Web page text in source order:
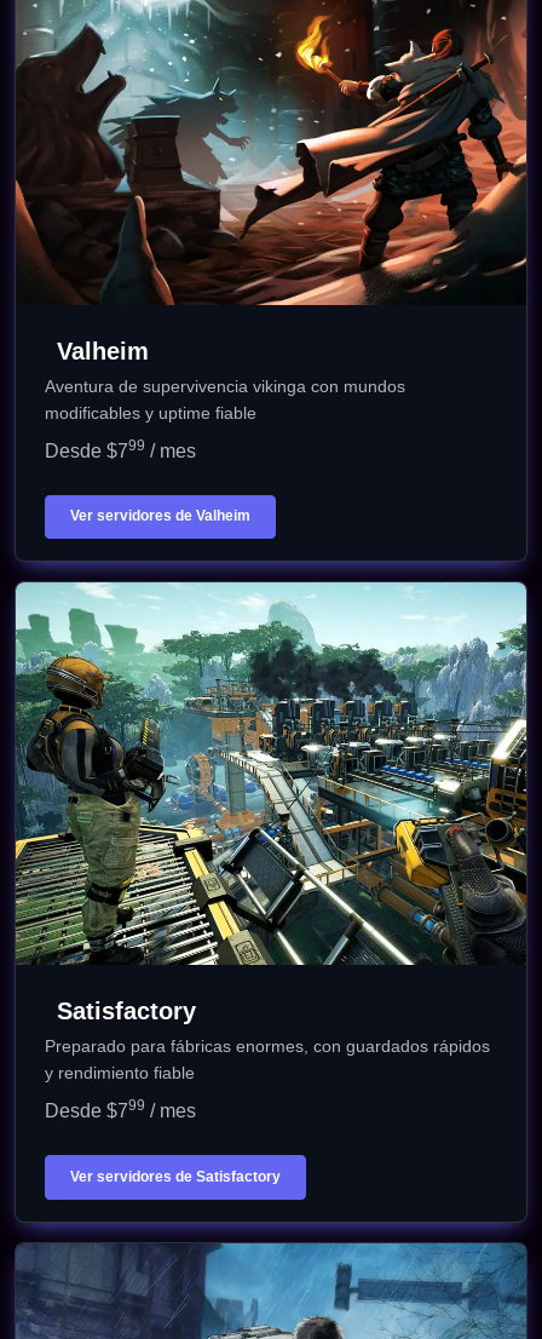
Valheim
Aventura de supervivencia vikinga con mundos
modificables y uptime fiable
Desde $799 / mes
Ver servidores de Valheim
Satisfactory
Preparado para fábricas enormes, con guardados rápidos
y rendimiento fiable
Desde $799 / mes
Ver servidores de Satisfactory